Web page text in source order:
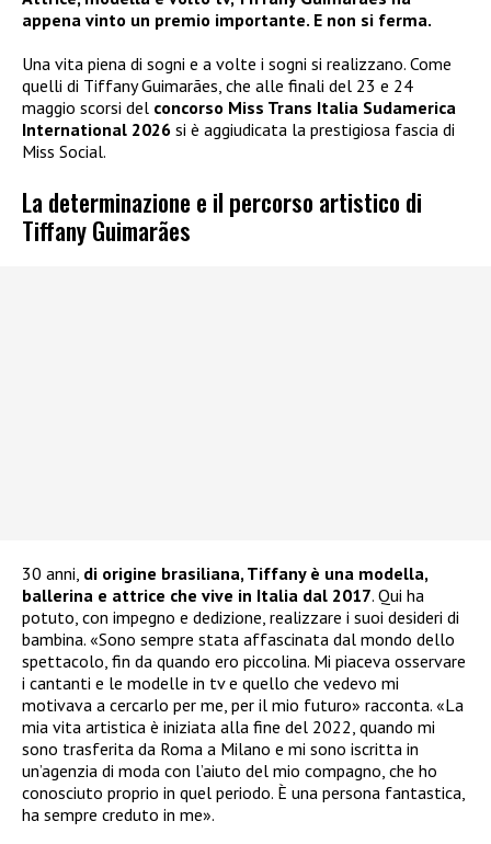
appena vinto un premio importante. E non si ferma.
Una vita piena di sogni e a volte i sogni si realizzano. Come
quelli di Tiffany Guimarães, che alle finali del 23 e 24
maggio scorsi del concorso Miss Trans Italia Sudamerica
International 2026 si è aggiudicata la prestigiosa fascia di
Miss Social.
La determinazione e il percorso artistico di
Tiffany Guimarães
30 anni, di origine brasiliana, Tiffany è una modella,
ballerina e attrice che vive in Italia dal 2017. Qui ha
potuto, con impegno e dedizione, realizzare i suoi desideri di
bambina. «Sono sempre stata affascinata dal mondo dello
spettacolo, fin da quando ero piccolina. Mi piaceva osservare
i cantanti e le modelle in tv e quello che vedevo mi
motivava a cercarlo per me, per il mio futuro» racconta. «La
mia vita artistica è iniziata alla fine del 2022, quando mi
sono trasferita da Roma a Milano e mi sono iscritta in
un’agenzia di moda con l’aiuto del mio compagno, che ho
conosciuto proprio in quel periodo. È una persona fantastica,
ha sempre creduto in me».